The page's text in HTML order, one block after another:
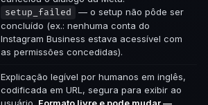
setup_failed
— o setup não pôde ser
concluído (ex.: nenhuma conta do
Instagram Business estava acessível com
as permissões concedidas).
Explicação legível por humanos em inglês,
codificada em URL, segura para exibir ao